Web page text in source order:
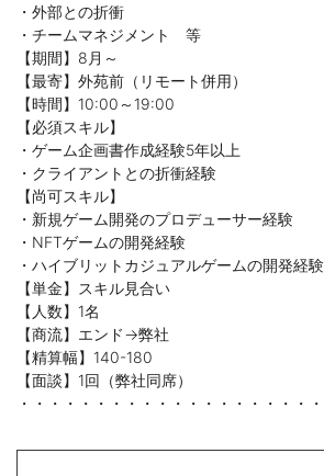
・外部との折衝
・チームマネジメント 等
【期間】8月～
【最寄】外苑前（リモート併用）
【時間】10:00～19:00
【必須スキル】
・ゲーム企画書作成経験5年以上
・クライアントとの折衝経験
【尚可スキル】
・新規ゲーム開発のプロデューサー経験
・NFTゲームの開発経験
・ハイブリットカジュアルゲームの開発経験
【単金】スキル見合い
【人数】1名
【商流】エンド→弊社
【精算幅】140-180
【面談】1回（弊社同席）
・・・・・・・・・・・・・・・・・・・